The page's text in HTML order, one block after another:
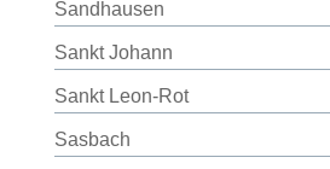
Sandhausen
Sankt Johann
Sankt Leon-Rot
Sasbach